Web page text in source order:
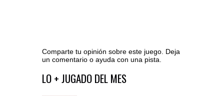
Comparte tu opinión sobre este juego. Deja
un comentario o ayuda con una pista.
Ir al editor de comentarios
LO + JUGADO DEL MES